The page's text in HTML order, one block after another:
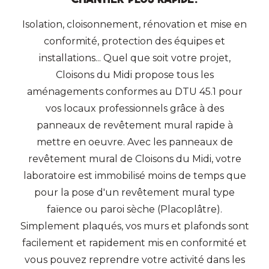
Isolation, cloisonnement, rénovation et mise en
conformité, protection des équipes et
installations... Quel que soit votre projet,
Cloisons du Midi propose tous les
aménagements conformes au DTU 45.1 pour
vos locaux professionnels grâce à des
panneaux de revêtement mural rapide à
mettre en oeuvre. Avec les panneaux de
revêtement mural de Cloisons du Midi, votre
laboratoire est immobilisé moins de temps que
pour la pose d'un revêtement mural type
faïence ou paroi sèche (Placoplâtre).
Simplement plaqués, vos murs et plafonds sont
facilement et rapidement mis en conformité et
vous pouvez reprendre votre activité dans les